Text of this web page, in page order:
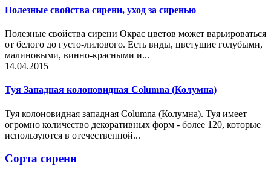
Полезные свойства сирени, уход за сиренью
Полезные свойства сирени Окрас цветов может варьироваться
от белого до густо-лилового. Есть виды, цветущие голубыми,
малиновыми, винно-красными и...
14.04.2015
Туя Западная колоновидная Columna (Колумна)
Туя колоновидная западная Columna (Колумна). Туя имеет
огромно количество декоративных форм - более 120, которые
используются в отечественной...
Сорта сирени